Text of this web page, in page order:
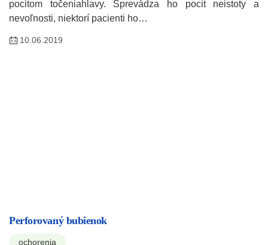
pocitom točeniahlavy. Sprevádza ho pocit neistoty a
nevoľnosti, niektorí pacienti ho…
10.06.2019
Perforovaný bubienok
ochorenia